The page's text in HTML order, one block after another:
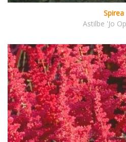
Spirea
Astilbe 'Jo